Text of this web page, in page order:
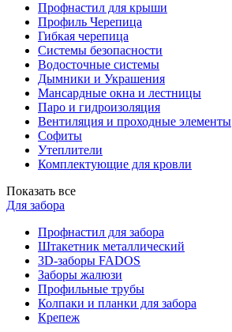
Профнастил для крыши
Профиль Черепица
Гибкая черепица
Системы безопасности
Водосточные системы
Дымники и Украшения
Мансардные окна и лестницы
Паро и гидроизоляция
Вентиляция и проходные элементы
Софиты
Утеплители
Комплектующие для кровли
Показать все
Для забора
Профнастил для забора
Штакетник металлический
3D-заборы FADOS
Заборы жалюзи
Профильные трубы
Колпаки и планки для забора
Крепеж